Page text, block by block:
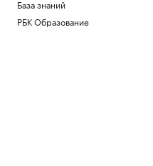
База знаний
РБК Образование